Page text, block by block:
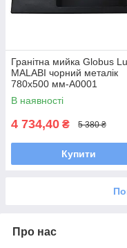
Гранітна мийка Globus
MALABI чорний металік
780х500 мм-А0001
В наявності
4 734,40 ₴ 5 380 ₴
Купити
Про нас